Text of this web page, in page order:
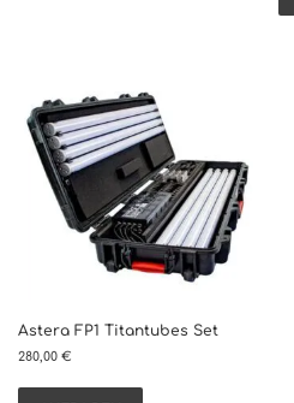
Astera FP1 Titantubes Set
280,00 €